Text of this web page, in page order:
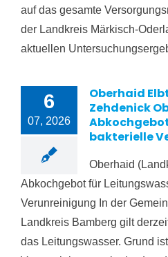
auf das gesamte
der Landkreis Märkisch-
aktuellen
6
07, 2026
Oberhaid
Zehdenick
bakterielle
Oberhaid
Abkochgebot für
Verunreinigung In der
Landkreis Bamberg gilt
das Leitungswasser. Grund